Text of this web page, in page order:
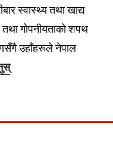
स्वास्थ्य तथा खाद्य
तथा गोपनीयताको शपथ
उहाँहरूले नेपाल